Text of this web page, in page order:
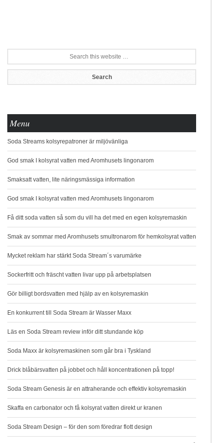
Menu
Soda Streams kolsyrepatroner är miljövänliga
God smak I kolsyrat vatten med Aromhusets lingonarom
Smaksatt vatten, lite näringsmässiga information
God smak I kolsyrat vatten med Aromhusets lingonarom
Få ditt soda vatten så som du vill ha det med en egen kolsyremaskin
Smak av sommar med Aromhusets smultronarom för hemkolsyrat vatten
Mycket reklam har stärkt Soda Stream´s varumärke
Sockerfritt och fräscht vatten livar upp på arbetsplatsen
Gör billigt bordsvatten med hjälp av en kolsyremaskin
En konkurrent till Soda Stream är Wasser Maxx
Läs en Soda Stream review inför ditt stundande köp
Soda Maxx är kolsyremaskinen som går bra i Tyskland
Drick blåbärsvatten på jobbet och håll koncentrationen på topp!
Soda Stream Genesis är en attraherande och effektiv kolsyremaskin
Skaffa en carbonator och få kolsyrat vatten direkt ur kranen
Soda Stream Design – för den som föredrar flott design